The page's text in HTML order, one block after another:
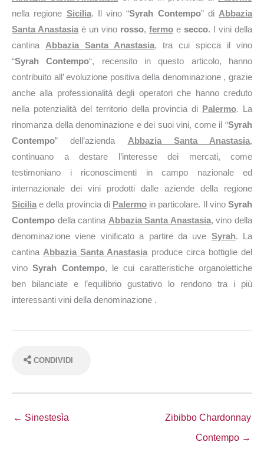
nella regione Sicilia. Il vino “Syrah Contempo” di Abbazia
Santa Anastasia è un vino rosso, fermo e secco. I vini della
cantina Abbazia Santa Anastasia, tra cui spicca il vino
“Syrah Contempo“, recensito in questo articolo, hanno
contribuito all’ evoluzione positiva della denominazione , grazie
anche alla professionalità degli operatori che hanno creduto
nella potenzialità del territorio della provincia di Palermo. La
rinomanza della denominazione e dei suoi vini, come il “Syrah
Contempo” dell’azienda Abbazia Santa Anastasia,
continuano a destare l’interesse dei mercati, come
testimoniano i riconoscimenti in campo nazionale ed
internazionale dei vini prodotti dalle aziende della regione
Sicilia e della provincia di Palermo in particolare. Il vino Syrah
Contempo della cantina Abbazia Santa Anastasia, vino della
denominazione viene vinificato a partire da uve Syrah. La
cantina Abbazia Santa Anastasia produce circa bottiglie del
vinoSyrah Contempo, le cui caratteristiche organolettiche
ben bilanciate e l’equilibrio gustativo lo rendono tra i più
interessanti vini della denominazione .
CONDIVIDI
← Sinestesìa
Zibibbo Chardonnay
Contempo →